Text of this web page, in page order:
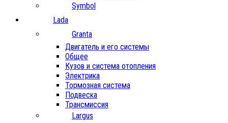
Symbol
Lada
Granta
Двигатель и его системы
Общее
Кузов и система отопления
Электрика
Тормозная система
Подвеска
Трансмиссия
Largus